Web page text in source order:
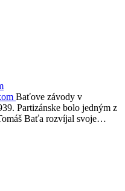
Baťove závody v
Partizánske bolo jedným z
Baťa rozvíjal svoje…